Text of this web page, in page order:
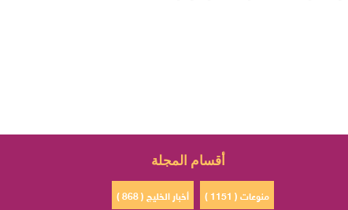
أقسام المجلة
أخبار الخليج ( 868 ) منوعات ( 1151 )